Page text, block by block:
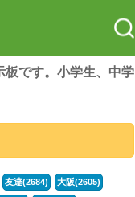
板です。小学生、中学
友達(2684) 大阪(2605)